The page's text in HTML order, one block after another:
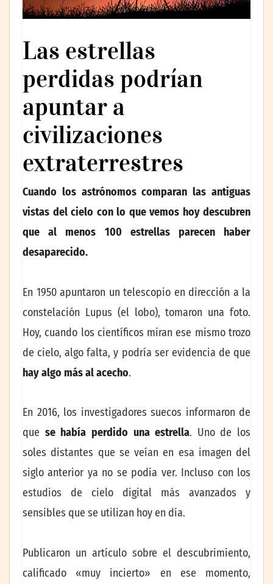
Las estrellas
perdidas podrían
apuntar a
civilizaciones
extraterrestres
Cuando los astrónomos comparan las antiguas
vistas del cielo con lo que vemos hoy descubren
que al menos 100 estrellas parecen haber
desaparecido.
En 1950 apuntaron un telescopio en dirección a la
constelación Lupus (el lobo), tomaron una foto.
Hoy, cuando los científicos miran ese mismo trozo
de cielo, algo falta, y podría ser evidencia de que
hay algo más al acecho.
En 2016, los investigadores suecos informaron de
que se había perdido una estrella. Uno de los
soles distantes que se veían en esa imagen del
siglo anterior ya no se podía ver. Incluso con los
estudios de cielo digital más avanzados y
sensibles que se utilizan hoy en día.
Publicaron un artículo sobre el descubrimiento,
calificado «muy incierto» en ese momento,